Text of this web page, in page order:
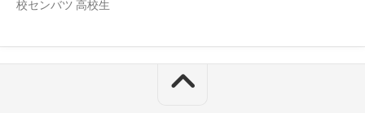
校センバツ 高校生